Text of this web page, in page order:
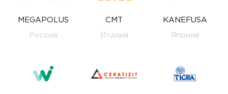
MEGAPOLUS
Россия
CMT
Италия
KANEFUSA
Япония